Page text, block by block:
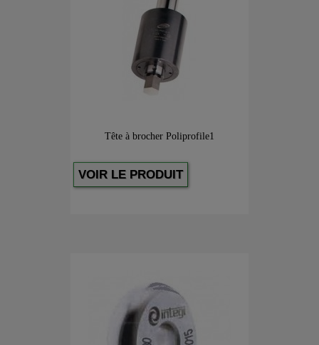
Tête à brocher Poliprofile1
VOIR LE PRODUIT